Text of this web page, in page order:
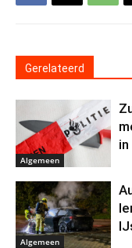
Gerelateerd
Algemeen
in
Algemeen